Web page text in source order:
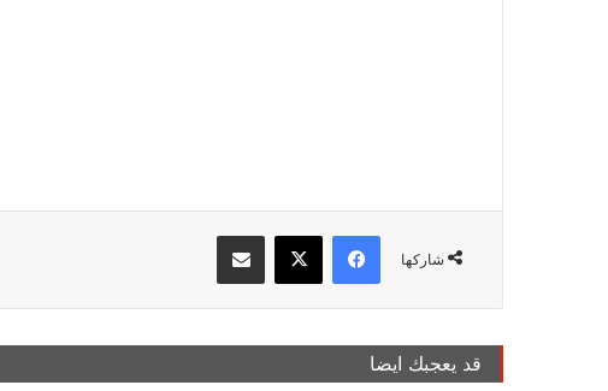
شاركها
فيسبوك ‫X مشاركة عبر البريد
قد يعجبك ايضا